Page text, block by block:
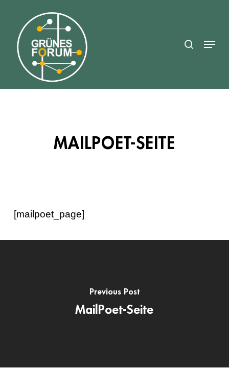
main
content
Menu
MAILPOET-SEITE
[mailpoet_page]
Previous Post
MailPoet-Seite
Menu